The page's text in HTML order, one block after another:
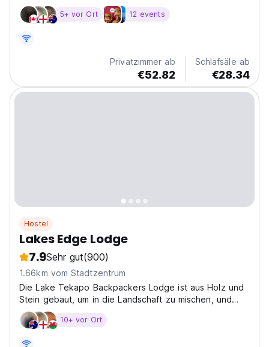
Unterkünfte und Grillmöglichkeiten. Zu den
Einrichtungen dieser Unterkunft gehören eine
kostenloses...
5+ vor Ort 12 events
Privatzimmer ab
€52.82
Schlafsäle ab
€28.34
Hostel
Lakes Edge Lodge
7.9Sehr gut(900)
1.66km vom Stadtzentrum
Die Lake Tekapo Backpackers Lodge ist aus Holz und
Stein gebaut, um in die Landschaft zu mischen, und
wird bequem 86 mit einer Vielzahl von Raumgrößen
sowie vier und sechs Bettwäschen schlafen.
10+ vor Ort